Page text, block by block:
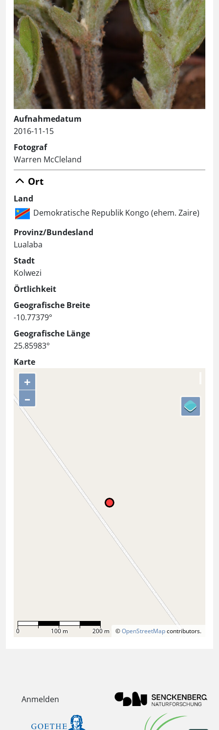
Aufnahmedatum
2016-11-15
Fotograf
Warren McCleland
Ort
Land
Demokratische Republik Kongo (ehem. Zaire)
Provinz/Bundesland
Lualaba
Stadt
Kolwezi
Örtlichkeit
Geografische Breite
-10.77379°
Geografische Länge
25.85983°
Karte
+
–
©OpenStreetMapcontributors.
0 100 m 200 m
Anmelden